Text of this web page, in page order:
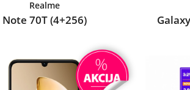
Realme
Note 70T (4+256)